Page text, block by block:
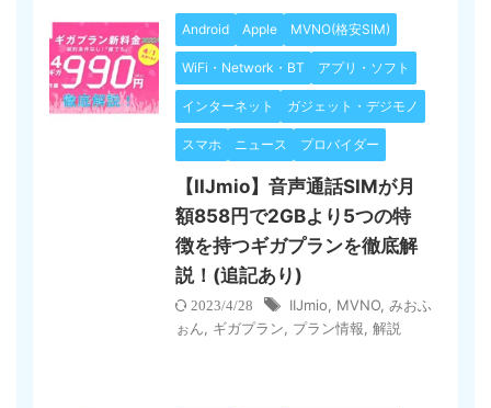
Android Apple MVNO(格安SIM)
WiFi・Network・BT アプリ・ソフト
インターネット ガジェット・デジモノ
スマホ ニュース プロバイダー
【IIJmio】音声通話SIMが月
額858円で2GBより5つの特
徴を持つギガプランを徹底解
説！(追記あり)
2023/4/28 IIJmio MVNO みおふ
ぉん
ギガプラン プラン情報 解説